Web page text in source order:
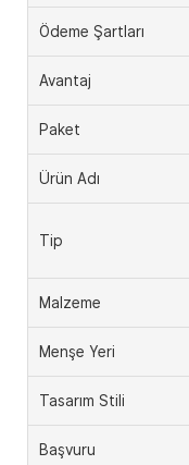
Ödeme Şartları
Avantaj
Paket
Ürün Adı
Tip
Malzeme
Menşe Yeri
Tasarım Stili
Başvuru